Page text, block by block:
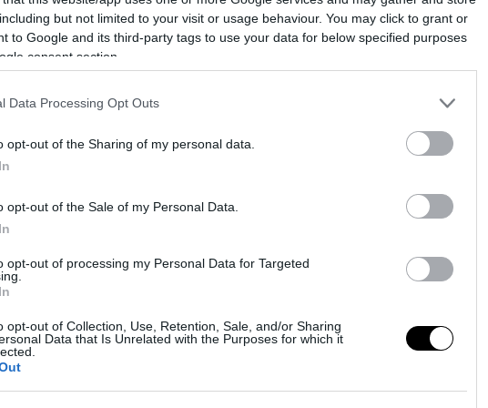
but not limited to your visit or usage behaviour. You may click to grant or
to Google and its third-party tags to use your data for below specified purposes
consent section.
Data Processing Opt Outs
opt-out of the Sharing of my personal data.
opt-out of the Sale of my Personal Data.
opt-out of processing my Personal Data for Targeted
opt-out of Collection, Use, Retention, Sale, and/or Sharing
Data that Is Unrelated with the Purposes for which it
scenderebbe inevitabilmente.
il messaggio sembra più che chiaro: proseguite con la contaminazione
come da copione socio-economico statunitense e non avrete problemi. In tutti
delratingvi colpirà.Guarda caso lo stesso copione usato in Italia nel
dello
spread.